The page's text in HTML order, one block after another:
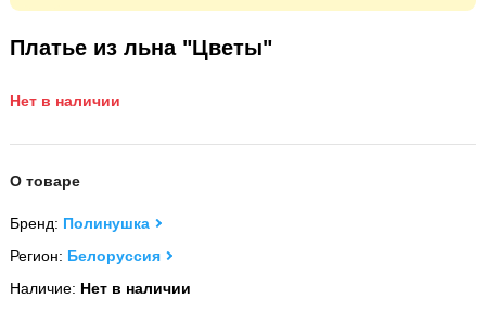
Платье из льна "Цветы"
Нет в наличии
О товаре
Бренд: Полинушка
Регион: Белоруссия
Наличие: Нет в наличии